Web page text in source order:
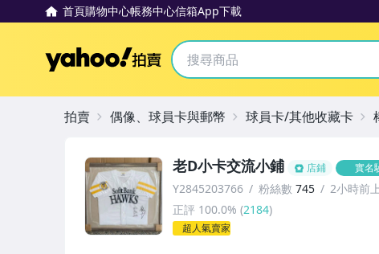
首頁購物中心帳務中心信箱App下載
Yahoo拍賣
老D小卡交流小鋪 店鋪 實名
Y2845203766 粉絲數 745
2小時前
正評 100.0% (2184)
超人氣賣家
拍賣 偶像、球員卡與郵幣 球員卡/其他收藏卡